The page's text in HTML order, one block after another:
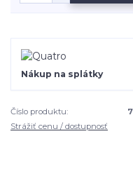
Nákup na splátky
Číslo produktu:
Strážiť cenu / dostupnosť